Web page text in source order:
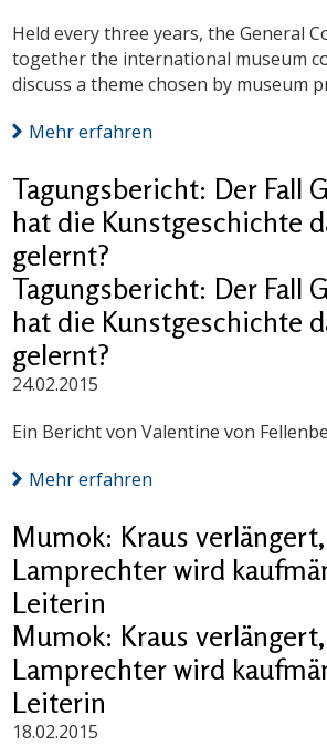
Held every three years, the General
together the international museum
discuss a theme chosen by museum
Mehr erfahren
Tagungsbericht: Der Fall
hat die Kunst­ge­schich­te
gelernt?
Tagungsbericht: Der Fall
hat die Kunst­ge­schich­te
gelernt?
24.02.2015
Ein Bericht von Valentine von
Mehr erfahren
Mumok: Kraus verlängert,
Lamprechter wird
Leiterin
Mumok: Kraus verlängert,
Lamprechter wird
Leiterin
18.02.2015